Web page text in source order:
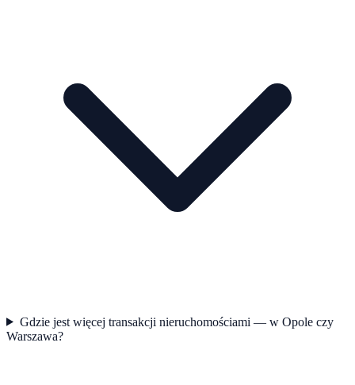
Gdzie jest więcej transakcji nieruchomościami — w Opole czy
Warszawa?